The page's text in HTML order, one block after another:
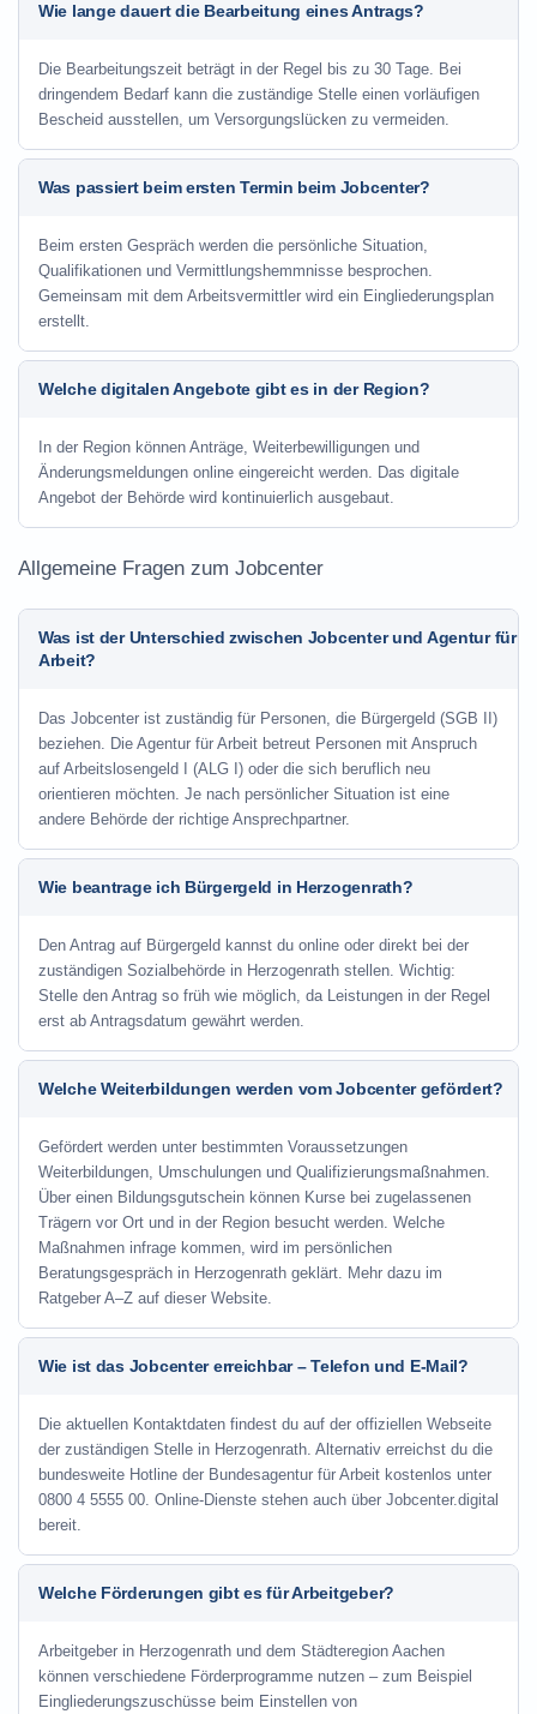
Wie lange dauert die Bearbeitung eines Antrags?
Die Bearbeitungszeit beträgt in der Regel bis zu 30 Tage. Bei
dringendem Bedarf kann die zuständige Stelle einen vorläufigen
Bescheid ausstellen, um Versorgungslücken zu vermeiden.
Was passiert beim ersten Termin beim Jobcenter?
Beim ersten Gespräch werden die persönliche Situation,
Qualifikationen und Vermittlungshemmnisse besprochen.
Gemeinsam mit dem Arbeitsvermittler wird ein Eingliederungsplan
erstellt.
Welche digitalen Angebote gibt es in der Region?
In der Region können Anträge, Weiterbewilligungen und
Änderungsmeldungen online eingereicht werden. Das digitale
Angebot der Behörde wird kontinuierlich ausgebaut.
Allgemeine Fragen zum Jobcenter
Was ist der Unterschied zwischen Jobcenter und Agentur für
Arbeit?
Das Jobcenter ist zuständig für Personen, die Bürgergeld (SGB II)
beziehen. Die Agentur für Arbeit betreut Personen mit Anspruch
auf Arbeitslosengeld I (ALG I) oder die sich beruflich neu
orientieren möchten. Je nach persönlicher Situation ist eine
andere Behörde der richtige Ansprechpartner.
Wie beantrage ich Bürgergeld in Herzogenrath?
Den Antrag auf Bürgergeld kannst du online oder direkt bei der
zuständigen Sozialbehörde in Herzogenrath stellen. Wichtig:
Stelle den Antrag so früh wie möglich, da Leistungen in der Regel
erst ab Antragsdatum gewährt werden.
Welche Weiterbildungen werden vom Jobcenter gefördert?
Gefördert werden unter bestimmten Voraussetzungen
Weiterbildungen, Umschulungen und Qualifizierungsmaßnahmen.
Über einen Bildungsgutschein können Kurse bei zugelassenen
Trägern vor Ort und in der Region besucht werden. Welche
Maßnahmen infrage kommen, wird im persönlichen
Beratungsgespräch in Herzogenrath geklärt. Mehr dazu im
Ratgeber A–Z auf dieser Website.
Wie ist das Jobcenter erreichbar – Telefon und E-Mail?
Die aktuellen Kontaktdaten findest du auf der offiziellen Webseite
der zuständigen Stelle in Herzogenrath. Alternativ erreichst du die
bundesweite Hotline der Bundesagentur für Arbeit kostenlos unter
0800 4 5555 00. Online-Dienste stehen auch über Jobcenter.digital
bereit.
Welche Förderungen gibt es für Arbeitgeber?
Arbeitgeber in Herzogenrath und dem Städteregion Aachen
können verschiedene Förderprogramme nutzen – zum Beispiel
Eingliederungszuschüsse beim Einstellen von